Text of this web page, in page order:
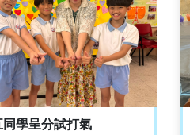
學呈分試打氣